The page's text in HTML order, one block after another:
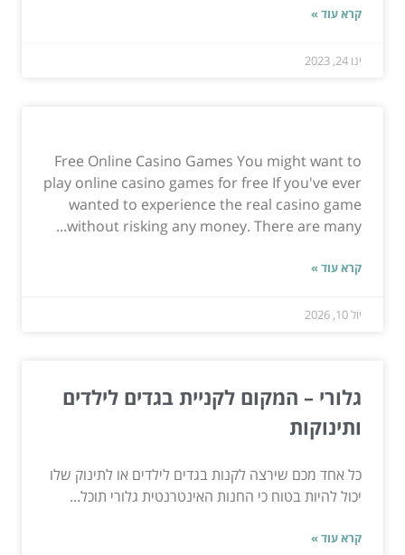
קרא עוד »
ינו 24, 2023
Free Online Casino Games You might want to
play online casino games for free If you've ever
wanted to experience the real casino game
without risking any money. There are many...
קרא עוד »
יול 10, 2026
גלורי – המקום לקניית בגדים לילדים
ותינוקות
כל אחד מכם שירצה לקנות בגדים לילדים או לתינוק שלו
יכול להיות בטוח כי החנות האינטרנטית גלורי תוכל...
קרא עוד »